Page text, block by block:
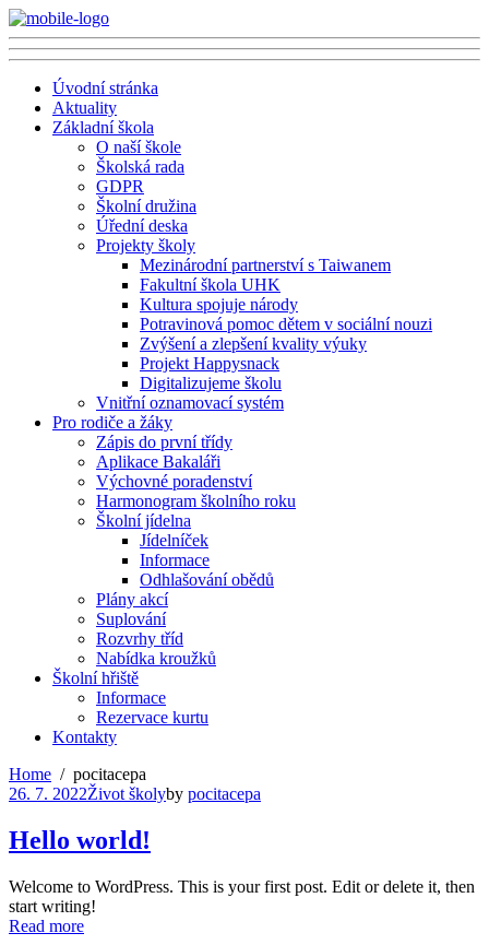
Úvodní stránka
Aktuality
Základní škola
O naší škole
Školská rada
GDPR
Školní družina
Úřední deska
Projekty školy
Mezinárodní partnerství s Taiwanem
Fakultní škola UHK
Kultura spojuje národy
Potravinová pomoc dětem v sociální nouzi
Zvýšení a zlepšení kvality výuky
Projekt Happysnack
Digitalizujeme školu
Vnitřní oznamovací systém
Pro rodiče a žáky
Zápis do první třídy
Aplikace Bakaláři
Výchovné poradenství
Harmonogram školního roku
Školní jídelna
Jídelníček
Informace
Odhlašování obědů
Plány akcí
Suplování
Rozvrhy tříd
Nabídka kroužků
Školní hřiště
Informace
Rezervace kurtu
Kontakty
Home
pocitacepa
26. 7. 2022Život školyby pocitacepa
Hello world!
Welcome to WordPress. This is your first post. Edit or delete it, then
start writing!
Read more